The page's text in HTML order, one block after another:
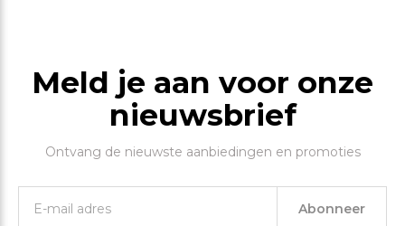
Meld je aan voor onze
nieuwsbrief
Ontvang de nieuwste aanbiedingen en promoties
Abonneer